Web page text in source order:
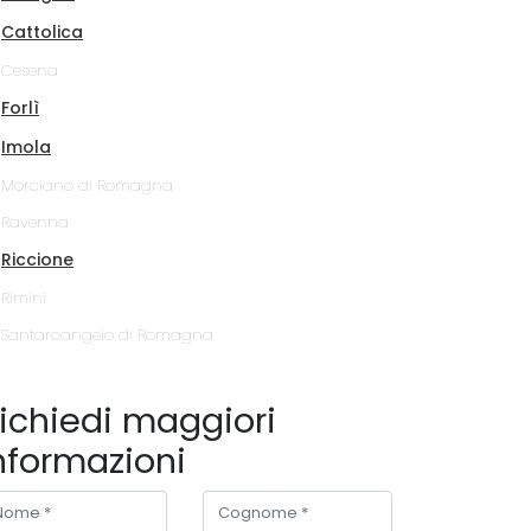
Cattolica
Cesena
Forlì
Imola
Morciano di Romagna
Ravenna
Riccione
Rimini
Santarcangelo di Romagna
maggiori